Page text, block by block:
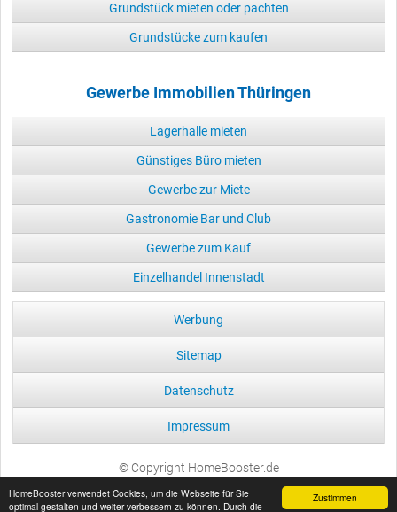
Zustimmen
HomeBooster verwendet Cookies, um die Webseite für Sie
optimal gestalten und weiter verbessern zu können. Durch die
Grundstück mieten oder pachten
Grundstücke zum kaufen
Gewerbe Immobilien Thüringen
Lagerhalle mieten
Günstiges Büro mieten
Gewerbe zur Miete
Gastronomie Bar und Club
Gewerbe zum Kauf
Einzelhandel Innenstadt
Werbung
Sitemap
Datenschutz
Impressum
© Copyright HomeBooster.de